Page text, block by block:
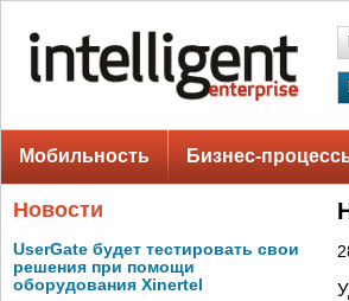
Мобильность Бизнес-
Новости
UserGate будет тестировать свои
решения при помощи
оборудования Xinertel